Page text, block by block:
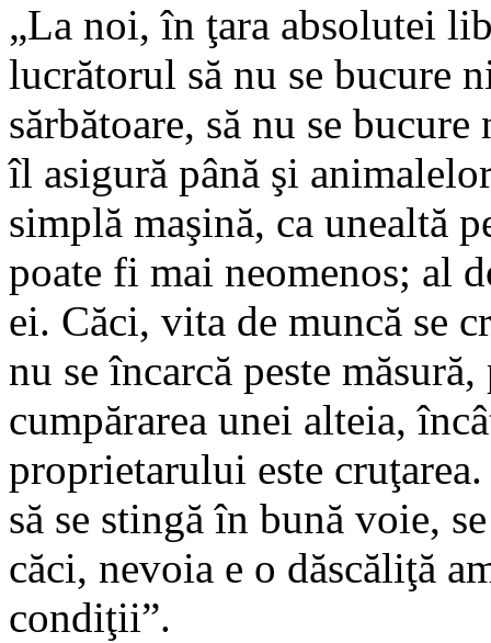
„La noi, în ţara absolutei
lucrătorul să nu se bucure
sărbătoare, să nu se
îl asigură până şi
simplă maşină, ca unealtă
poate fi mai neomenos; al
ei. Căci, vita de muncă se
nu se încarcă peste
cumpărarea unei alteia,
proprietarului este
să se stingă în bună voie,
căci, nevoia e o dăscăliţă
condiţii”.